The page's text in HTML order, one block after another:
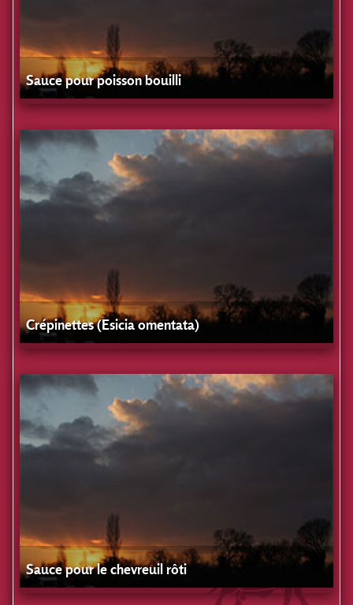
Sauce pour poisson bouilli
Crépinettes (Esicia omentata)
Sauce pour le chevreuil rôti